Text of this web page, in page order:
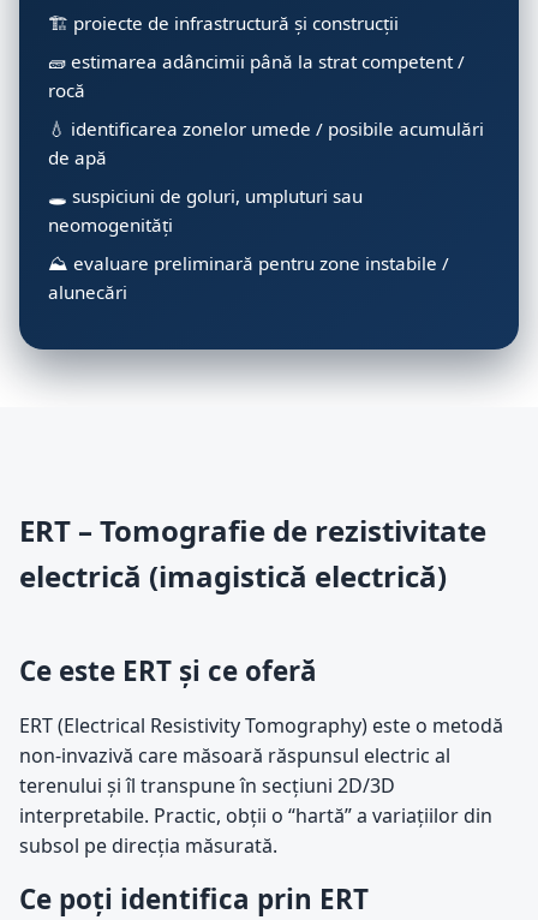
🏗️ proiecte de infrastructură și construcții
🧱 estimarea adâncimii până la strat competent /
rocă
💧 identificarea zonelor umede / posibile acumulări
de apă
🕳️ suspiciuni de goluri, umpluturi sau
neomogenități
⛰️ evaluare preliminară pentru zone instabile /
alunecări
ERT – Tomografie de rezistivitate
electrică (imagistică electrică)
Ce este ERT și ce oferă
ERT (Electrical Resistivity Tomography) este o metodă
non-invazivă care măsoară răspunsul electric al
terenului și îl transpune în secțiuni 2D/3D
interpretabile. Practic, obții o “hartă” a variațiilor din
subsol pe direcția măsurată.
Ce poți identifica prin ERT